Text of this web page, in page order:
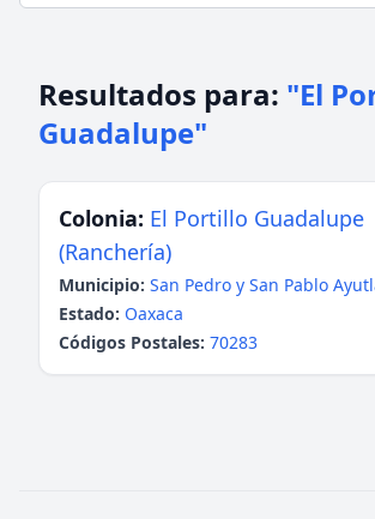
Resultados para: "El
Guadalupe"
Colonia: El Portillo Guadalupe
(Ranchería)
Municipio: San Pedro y San Pablo
Estado: Oaxaca
Códigos Postales: 70283